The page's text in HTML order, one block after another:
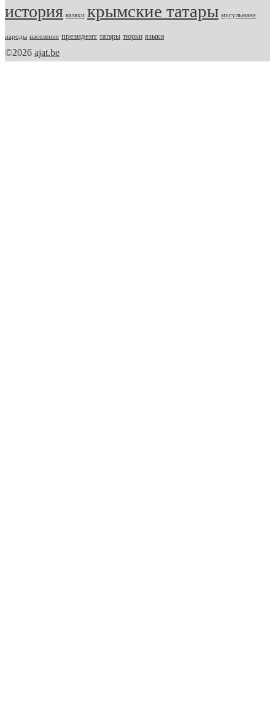
история казахи крымские татары мусульмане
народы население президент татары тюрки языки
©2026 ajat.be